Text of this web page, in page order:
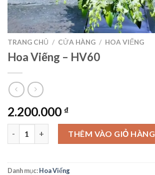
TRANG CHỦ / CỬA HÀNG / HOA VIẾNG
Hoa Viếng – HV60
2.200.000 ₫
Hoa Viếng – HV60 số lượngTHÊM VÀO GIỎ HÀNG
Danh mục:Hoa Viếng